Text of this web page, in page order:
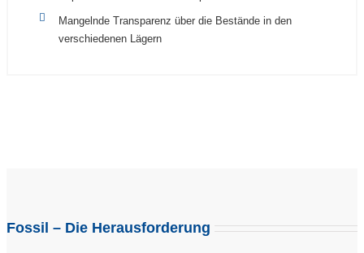
Mangelnde Transparenz über die Bestände in den
verschiedenen Lägern
Fossil – Die Herausforderung